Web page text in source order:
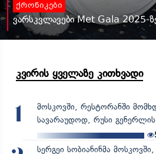
ქრონიკები
ვარსკვლავები Met Gala 2025-
კვირის ყველაზე კითხვადი
1
მოსკოვში, რესტორანში
სავარაუდოდ, რუსი
სერგეი სობიანინმა